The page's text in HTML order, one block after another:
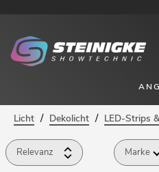
Licht / Dekolicht / LED-Strips
Relevanz Marke